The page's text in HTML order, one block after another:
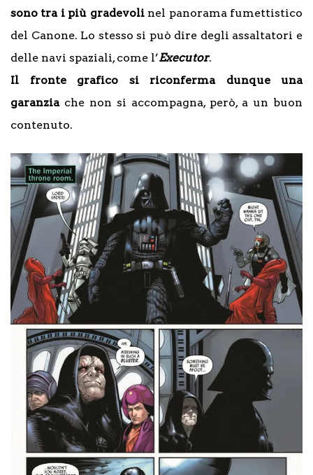
sono tra i più gradevolinel panorama fumettistico
del Canone. Lo stesso si può dire degli assaltatori e
delle navi spaziali, come l’Executor.
Il fronte grafico si riconferma dunque una
garanziache non si accompagna, però, a un buon
contenuto.